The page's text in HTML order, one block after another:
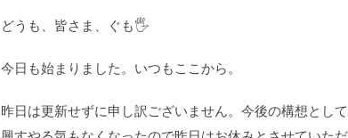
どうも、皆さま、ぐも🖐️
今日も始まりました。いつもここから。
昨日は更新せずに申し訳ございません。今後の構想とし